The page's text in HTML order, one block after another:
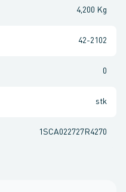
4,200 Kg
42-2102
0
stk
1SCA022727R4270